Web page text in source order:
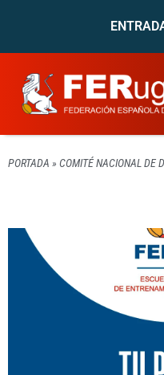
PORTADA » COMITÉ NACIONAL DE